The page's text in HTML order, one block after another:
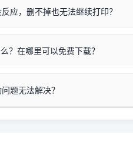
G3860等属于同系列，官方驱动名
打印机驱动。本站提供的驱动都是站
WiFi的图标或按键；
将其配置为网络打印模式。如果
件可直接将传统USB打印机升级为独
位数与架构类型。
快速地查看到当前的操作系统版本
是搭载骁龙处理器的超薄本、
官方寻求专门的 ARM 专用驱动
应，删不掉也无法继续打印？
左侧「安装维护」
统工具模块下，点击【清空打印
？在哪里可以免费下载？
卡死、无法删除的打印队列；
硬件端口；
题无法解决？